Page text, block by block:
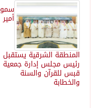
سمو
أمير
المنطقة الشرقية يستقبل
رئيس مجلس إدارة جمعية
قبس للقرآن والسنة
والخطابة